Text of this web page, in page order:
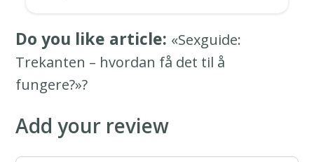
Do you like article: «Sexguide:
Trekanten – hvordan få det til å
fungere?»?
Add your review